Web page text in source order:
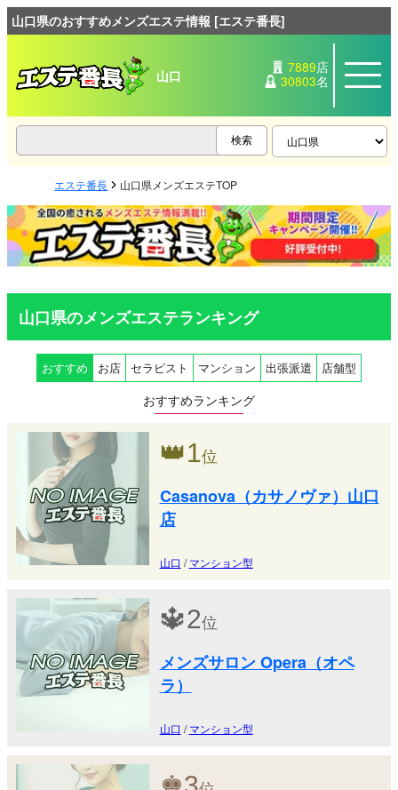
山口県のおすすめメンズエステ情報 [エステ番長]
山口 7889店
30803名
エステ番長 山口県メンズエステTOP
山口県のメンズエステランキング
おすすめ お店 セラピスト マンション 出張派遣 店舗型
おすすめランキング
👑1位
Casanova（カサノヴァ）山口
店
山口 /マンション型
🔱2位
メンズサロン Opera（オペ
ラ）
山口 /マンション型